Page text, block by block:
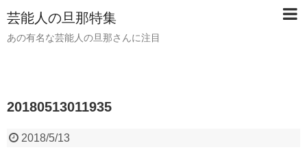
芸能人の旦那特集
あの有名な芸能人の旦那さんに注目
20180513011935
2018/5/13